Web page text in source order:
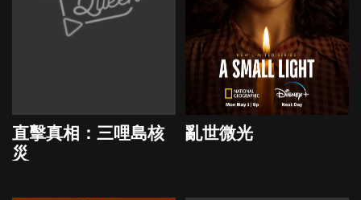
直擊真相：三哩島核
災
亂世微光